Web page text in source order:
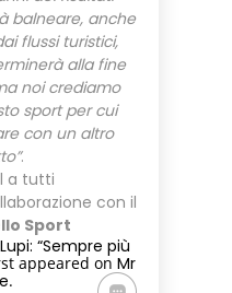
balneare, anche
flussi turistici,
alla fine
noi crediamo
sport per cui
con un altro
.
a tutti
con il
Sport
“Sempre più
appeared on Mr
.